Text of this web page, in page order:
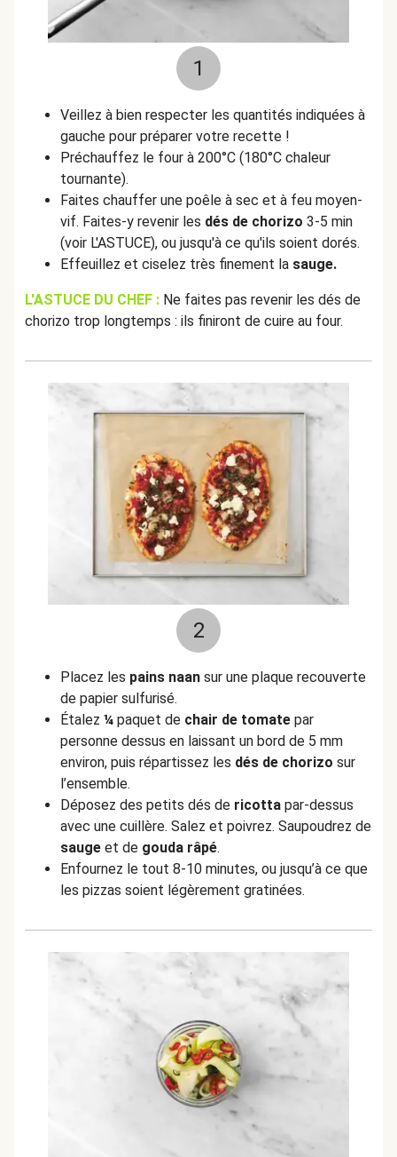
1
Veillez à bien respecter les quantités indiquées à
gauche pour préparer votre recette !
Préchauffez le four à 200°C (180°C chaleur
tournante).
Faites chauffer une poêle à sec et à feu moyen-
vif. Faites-y revenir les dés de chorizo 3-5 min
(voir L'ASTUCE), ou jusqu'à ce qu'ils soient dorés.
Effeuillez et ciselez très finement la sauge.
L'ASTUCE DU CHEF : Ne faites pas revenir les dés de
chorizo trop longtemps : ils finiront de cuire au four.
2
Placez les pains naan sur une plaque recouverte
de papier sulfurisé.
Étalez ¼ paquet de chair de tomate par
personne dessus en laissant un bord de 5 mm
environ, puis répartissez les dés de chorizo sur
l’ensemble.
Déposez des petits dés de ricotta par-dessus
avec une cuillère. Salez et poivrez. Saupoudrez de
sauge et de gouda râpé.
Enfournez le tout 8-10 minutes, ou jusqu’à ce que
les pizzas soient légèrement gratinées.